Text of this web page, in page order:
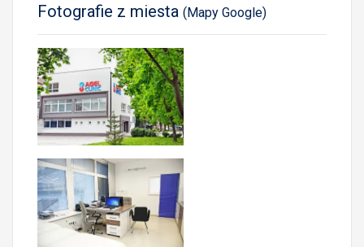
Fotografie z miesta (Mapy Google)